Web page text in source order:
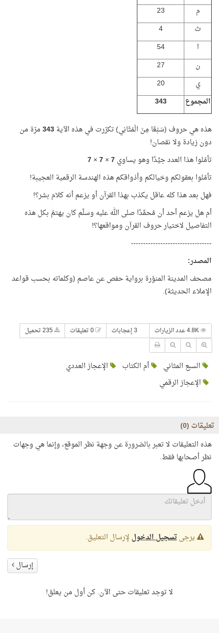
م
23
ث
4
ا
54
ن
27
ي
20
المجموع
343
هذه هي حروف (سَبْعًا مِنَ الْمَثَانِي) تكرّرت في هذه الآية343مرّة من
دون زيادة ولا نقصان!
تأمّلوا هذا العدد جيِّدًا وهو يساوي7
×
7
×
7
تأمّلوا بعقولكم وخيالكم وأذواقكم هذه الهندسة الرقمية العجيبة!
فهل بعد هذا كله عاقل يكذب بهذا القرآن أو يزعم أنه كلام بشر؟!
أم هل يزعم أحد أن مُحمَّدًا صلى الله عليه وسلّم كان يهتمّ بكل هذه
التفاصيل لاختيار حروف القرآن ومواقعها؟!
---------------------------------
المصدر:
مصحف المدينة المنوّرة برواية حفص عن عاصم (وكلماته بحسب قواعد
الإملاء الحديثة).
3 إعجابات
السبع المثاني أم الكتاب
الإعجاز العددي
الإعجاز الرقمي
تعليقات (0
)
هذه التعليقات لا تعبر بالضرورة عن وجهة نظر الموقع، وإنما هي وجهات
نظر أصحابها فقط.
يرجىتسجيل الدخول لإرسال التعليق.
إرسال
لا توجد تعليقات حتى الآن. كن أول من يعلق!